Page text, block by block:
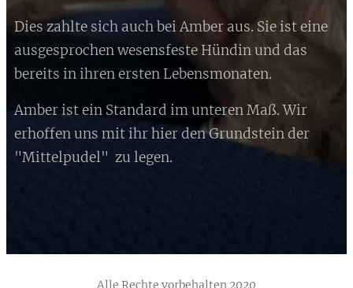
Dies zahlte sich auch bei Amber aus. Sie ist eine
ausgesprochen wesensfeste Hündin und das
bereits in ihren ersten Lebensmonaten.
Amber ist ein Standard im unteren Maß. Wir
erhoffen uns mit ihr hier den Grundstein der
"Mittelpudel" zu legen.
Alle Rechte vorbehalten 2020